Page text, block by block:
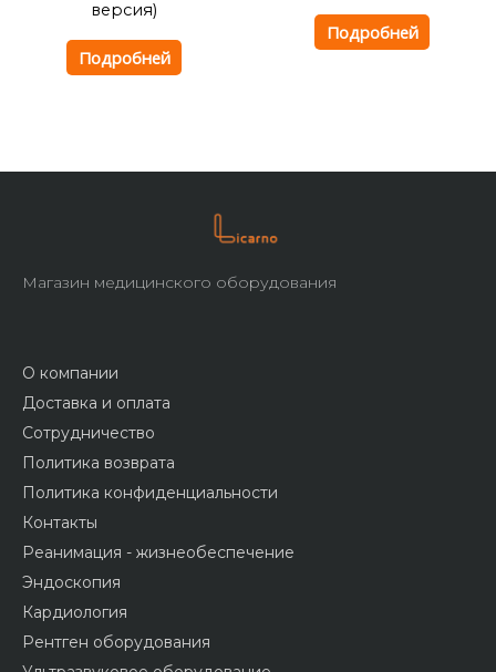
версия)
Подробней
Подробней
Магазин медицинского оборудования
О компании
Доставка и оплата
Сотрудничество
Политика возврата
Политика конфиденциальности
Контакты
Реанимация - жизнеобеспечение
Эндоскопия
Кардиология
Рентген оборудования